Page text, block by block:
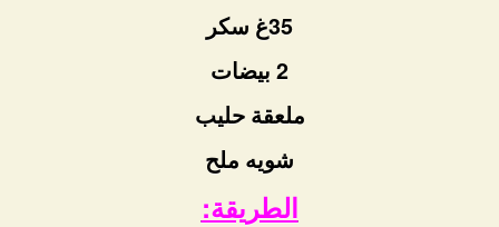
35غ سكر
2 بيضات
ملعقة حليب
شويه ملح
الطريقة: